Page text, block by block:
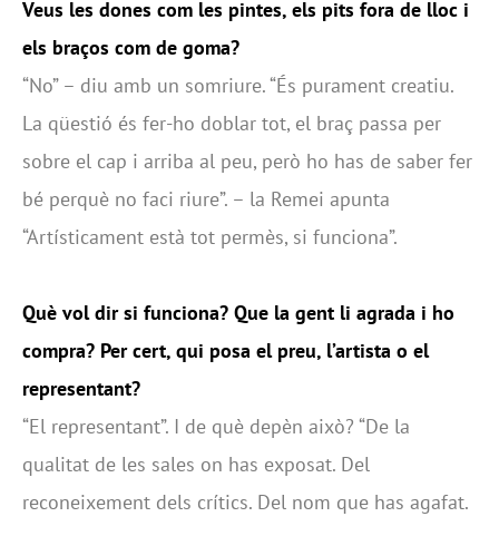
Veus les dones com les pintes, els pits fora de lloc i
els braços com de goma?
“No” – diu amb un somriure. “És purament creatiu.
La qüestió és fer-ho doblar tot, el braç passa per
sobre el cap i arriba al peu, però ho has de saber fer
bé perquè no faci riure”. – la Remei apunta
“Artísticament està tot permès, si funciona”.
Què vol dir si funciona? Que la gent li agrada i ho
compra? Per cert, qui posa el preu, l’artista o el
representant?
“El representant”. I de què depèn això? “De la
qualitat de les sales on has exposat. Del
reconeixement dels crítics. Del nom que has agafat.